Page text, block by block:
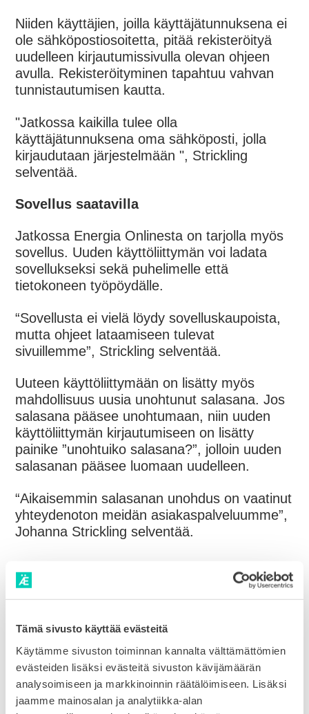
Tämä sivusto käyttää evästeitä
Käytämme sivuston toiminnan kannalta välttämättömien
evästeiden lisäksi evästeitä sivuston kävijämäärän
analysoimiseen ja markkinoinnin räätälöimiseen. Lisäksi
jaamme mainosalan ja analytiikka-alan
Niiden käyttäjien, joilla käyttäjätunnuksena ei
ole sähköpostiosoitetta, pitää rekisteröityä
uudelleen kirjautumissivulla olevan ohjeen
avulla. Rekisteröityminen tapahtuu vahvan
tunnistautumisen kautta.
"Jatkossa kaikilla tulee olla
käyttäjätunnuksena oma sähköposti, jolla
kirjaudutaan järjestelmään ", Strickling
selventää.
Sovellus saatavilla
Jatkossa Energia Onlinesta on tarjolla myös
sovellus. Uuden käyttöliittymän voi ladata
sovellukseksi sekä puhelimelle että
tietokoneen työpöydälle.
“Sovellusta ei vielä löydy sovelluskaupoista,
mutta ohjeet lataamiseen tulevat
sivuillemme”, Strickling selventää.
Uuteen käyttöliittymään on lisätty myös
mahdollisuus uusia unohtunut salasana. Jos
salasana pääsee unohtumaan, niin uuden
käyttöliittymän kirjautumiseen on lisätty
painike ”unohtuiko salasana?”, jolloin uuden
salasanan pääsee luomaan uudelleen.
“Aikaisemmin salasanan unohdus on vaatinut
yhteydenoton meidän asiakaspalveluumme”,
Johanna Strickling selventää.
« TAKAISIN AJANKOHTAISIIN